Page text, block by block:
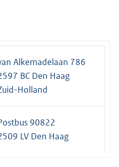
Alkemadelaan 786
BC Den Haag
Holland
90822
LV Den Haag